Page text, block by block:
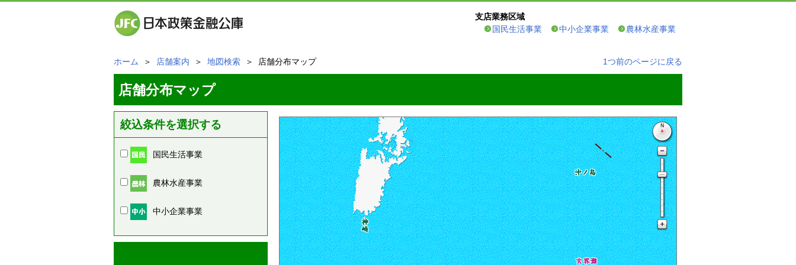
支店業務区域
国民生活事業
中小企業事業 農林水産事業
ホーム ＞ 店舗案内 ＞ 地図検索 ＞ 店舗分布マップ 1つ前のページに戻る
店舗分布マップ
絞込条件を選択する
国民生活事業
農林水産事業
中小企業事業